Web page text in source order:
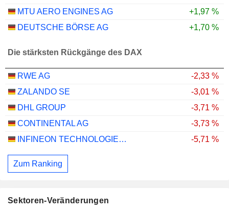
MTU AERO ENGINES AG
+1,97 %
DEUTSCHE BÖRSE AG
+1,70 %
Die stärksten Rückgänge des DAX
RWE AG
-2,33 %
ZALANDO SE
-3,01 %
DHL GROUP
-3,71 %
CONTINENTAL AG
-3,73 %
INFINEON TECHNOLOGIES AG
-5,71 %
Zum Ranking
Sektoren-Veränderungen